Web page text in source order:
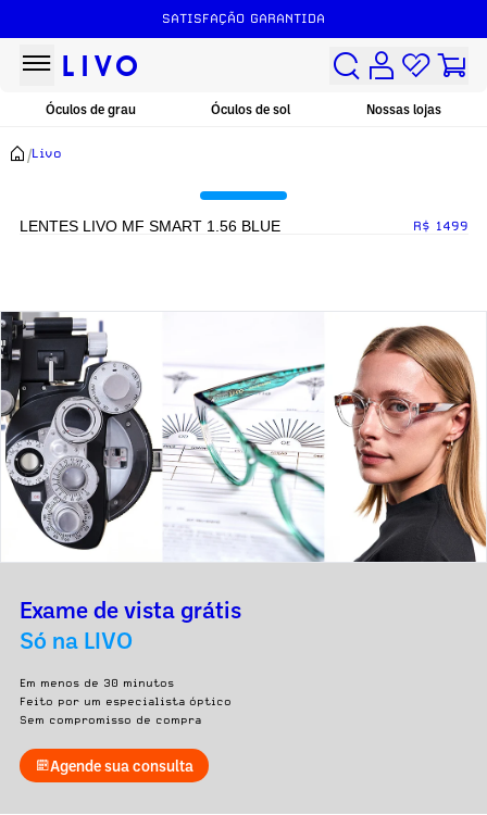
SATISFAÇÃO GARANTIDA
Óculos de grau Óculos de sol Nossas lojas
/Livo
LENTES LIVO MF SMART 1.56 BLUE R$ 1499
Exame de vista grátis
Só na LIVO
Em menos de 30 minutos
Feito por um especialista óptico
Sem compromisso de compra
Agende sua consulta